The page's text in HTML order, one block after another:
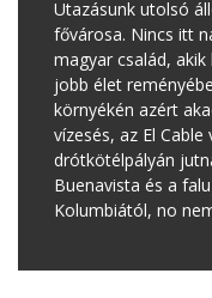
Utazásunk utolsó
fővárosa. Nincs itt
magyar család,
jobb élet
környékén azért
vízesés, az El
drótkötélpályán
Buenavista és a
Kolumbiától, no